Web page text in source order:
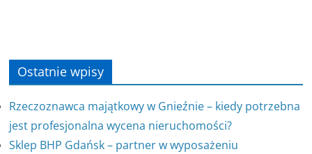
Ostatnie wpisy
Rzeczoznawca majątkowy w Gnieźnie – kiedy potrzebna
jest profesjonalna wycena nieruchomości?
Sklep BHP Gdańsk – partner w wyposażeniu